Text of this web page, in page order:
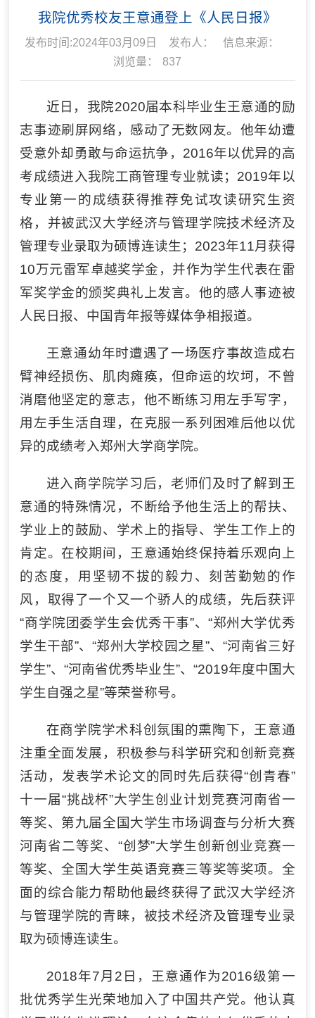
我院优秀校友王意通登上《人民日报》
发布时间:2024年03月09日 发布人：
信息来源：
浏览量：
837
近日，我院2020届本科毕业生王意通的励
志事迹刷屏网络，感动了无数网友。他年幼遭
受意外却勇敢与命运抗争，2016年以优异的高
考成绩进入我院工商管理专业就读；2019年以
专业第一的成绩获得推荐免试攻读研究生资
格，并被武汉大学经济与管理学院技术经济及
管理专业录取为硕博连读生；2023年11月获得
10万元雷军卓越奖学金，并作为学生代表在雷
军奖学金的颁奖典礼上发言。他的感人事迹被
人民日报、中国青年报等媒体争相报道。
王意通幼年时遭遇了一场医疗事故造成右
臂神经损伤、肌肉瘫痪，但命运的坎坷，不曾
消磨他坚定的意志，他不断练习用左手写字，
用左手生活自理，在克服一系列困难后他以优
异的成绩考入郑州大学商学院。
进入商学院学习后，老师们及时了解到王
意通的特殊情况，不断给予他生活上的帮扶、
学业上的鼓励、学术上的指导、学生工作上的
肯定。在校期间，王意通始终保持着乐观向上
的态度，用坚韧不拔的毅力、刻苦勤勉的作
风，取得了一个又一个骄人的成绩，先后获评
“商学院团委学生会优秀干事”、“郑州大学优秀
学生干部”、“郑州大学校园之星”、“河南省三好
学生”、“河南省优秀毕业生”、“2019年度中国大
学生自强之星”等荣誉称号。
在商学院学术科创氛围的熏陶下，王意通
注重全面发展，积极参与科学研究和创新竞赛
活动，发表学术论文的同时先后获得“创青春”
十一届“挑战杯”大学生创业计划竞赛河南省一
等奖、第九届全国大学生市场调查与分析大赛
河南省二等奖、“创梦”大学生创新创业竞赛一
等奖、全国大学生英语竞赛三等奖等奖项。全
面的综合能力帮助他最终获得了武汉大学经济
与管理学院的青睐，被技术经济及管理专业录
取为硕博连读生。
2018年7月2日，王意通作为2016级第一
批优秀学生光荣地加入了中国共产党。他认真